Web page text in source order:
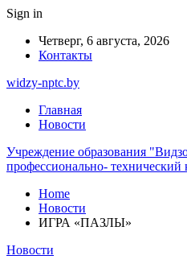
Sign in
Четверг, 6 августа, 2026
Контакты
widzy-nptc.by
Главная
Новости
Учреждение образования
профессионально- технический
Home
Новости
ИГРА «ПАЗЛЫ»
Новости